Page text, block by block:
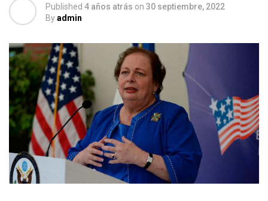
Published 4 años atrás on 30 septiembre, 2022
Byadmin